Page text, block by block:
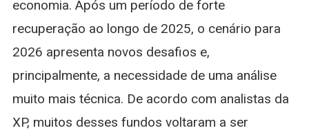
economia. Após um período de forte
recuperação ao longo de 2025, o cenário para
2026 apresenta novos desafios e,
principalmente, a necessidade de uma análise
muito mais técnica. De acordo com analistas da
XP, muitos desses fundos voltaram a ser